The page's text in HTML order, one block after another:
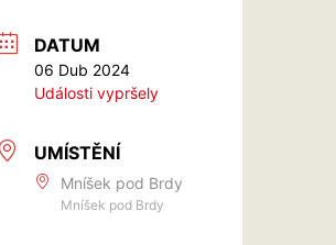
DATUM
06 Dub 2024
Události vypršely
UMÍSTĚNÍ
Mníšek pod Brdy
Mníšek pod Brdy